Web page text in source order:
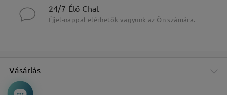
24/7 Élő Chat
Éjjel-nappal elérhetők vagyunk az Ön számára.
Vásárlás